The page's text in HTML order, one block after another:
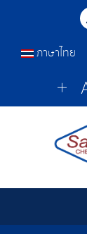
ภาษาไทย